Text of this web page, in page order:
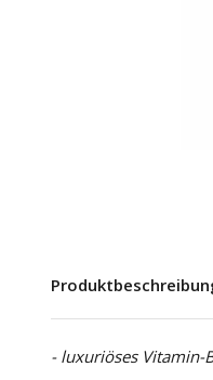
- luxuriöses Vitamin-